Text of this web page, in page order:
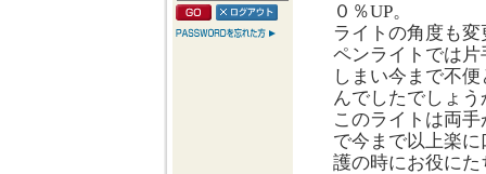
０％UP。
ライトの角度も
ペンライトでは
しまい今まで不
んでしたでしょう
このライトは両
で今まで以上楽
護の時にお役にた